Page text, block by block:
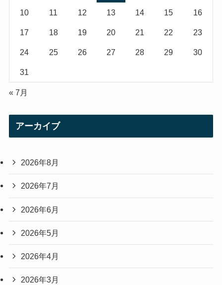
10 11 12 13 14 15 16
17 18 19 20 21 22 23
24 25 26 27 28 29 30
31
« 7月
アーカイブ
2026年8月
2026年7月
2026年6月
2026年5月
2026年4月
2026年3月